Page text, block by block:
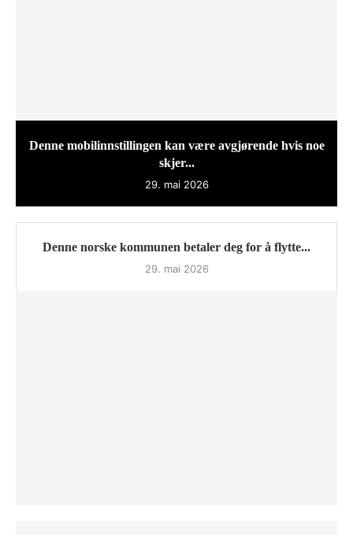
Denne mobilinnstillingen kan være avgjørende hvis noe
skjer...
29. mai 2026
Denne norske kommunen betaler deg for å flytte...
29. mai 2026